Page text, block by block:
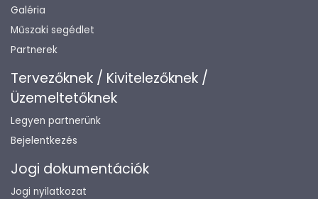
Galéria
Műszaki segédlet
Partnerek
Tervezőknek / Kivitelezőknek /
Üzemeltetőknek
Legyen partnerünk
Bejelentkezés
Jogi dokumentációk
Jogi nyilatkozat